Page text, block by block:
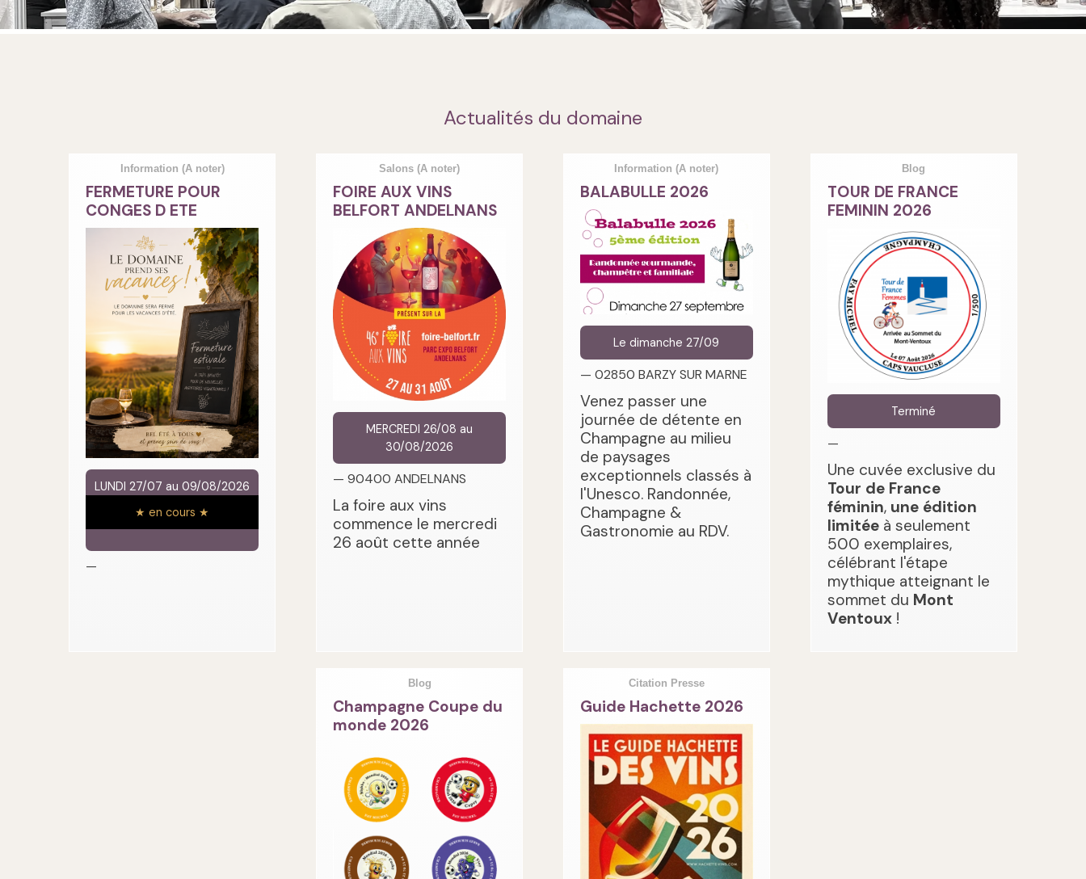
Actualités du domaine
Information (A noter)
FERMETURE POUR
CONGES D ETE
LUNDI 27/07 au 09/08/2026
★ en cours ★
—
Salons(A noter)
FOIRE AUX VINS
BELFORT ANDELNANS
MERCREDI 26/08 au
30/08/2026
— 90400 ANDELNANS
La foire aux vins
commence le mercredi
26 août cette année
Information(A noter)
BALABULLE 2026
Le dimanche 27/09
— 02850 BARZY SUR MARNE
Venez passer une
journée de détente en
Champagne au milieu
de paysages
exceptionnels classés à
l'Unesco. Randonnée,
Champagne &
Gastronomie au RDV.
Blog
TOUR DE FRANCE
FEMININ 2026
Terminé
—
Une cuvée exclusive du
Tour de France
féminin, une édition
limitéeà seulement
500 exemplaires,
célébrant l'étape
mythique atteignant le
sommet du Mont
Ventoux !
Blog
Champagne Coupe du
monde 2026
Citation Presse
Guide Hachette 2026